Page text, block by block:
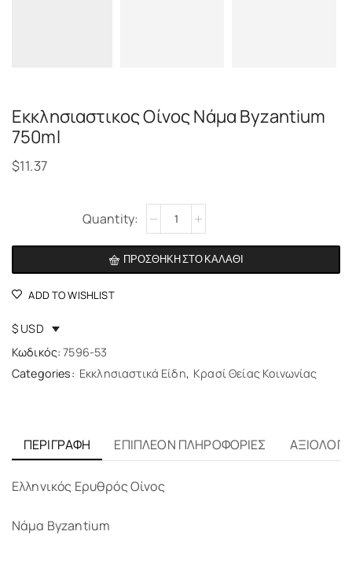
Εκκλησιαστικος Οίνος Νάμα Byzantium
750ml
$11.37
ΠΡΟΣΘΉΚΗ ΣΤΟ ΚΑΛΆΘΙ
Alternative:
ADD TO WISHLIST
$ USD
Κωδικός: 7596-53
Categories: Εκκλησιαστικά Είδη, Κρασί Θείας Κοινωνίας
ΠΕΡΙΓΡΑΦΉ ΕΠΙΠΛΈΟΝ ΠΛΗΡΟΦΟΡΊΕΣ
Ελληνικός Ερυθρός Οίνος
Νάμα Byzantium